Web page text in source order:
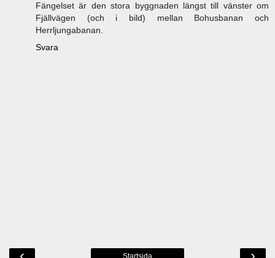
Fängelset är den stora byggnaden längst till vänster om
Fjällvägen (och i bild) mellan Bohusbanan och
Herrljungabanan.
Svara
Startsida